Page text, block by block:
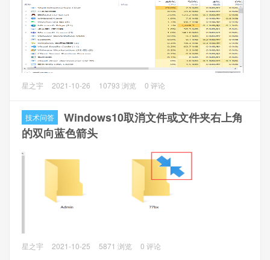
解决方法一
1、打开任务管理器 ,性能选项卡，点击 打 开资源监视器
问题描述
出现CPU高占用。
问题分析
上图中sihost.exe占用已经到达了20%+，由于使用的是笔记
本电脑，表现为风扇转速提高，通过网上信息得知这个可能
是Windows自带的图片查看程序存在bug所致，那么就有好的
解决方法了。
星之宇 2021-10-26 10793 浏览 0 评论
技术问答
Windows10取消文件或文件夹右上角
的双向蓝色箭头
问题描述
星之宇 2021-10-25 5871 浏览 0 评论